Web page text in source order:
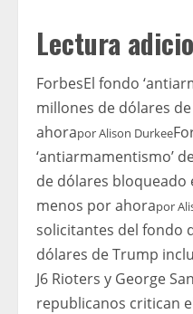
Lectura
ForbesEl fondo
millones de dólares
ahoraporAlison Durkee
‘antiarmamentismo’
de dólares bloqueado
menos por ahorapor
solicitantes del fondo
dólares de Trump
J6 Rioters y George
republicanos critican